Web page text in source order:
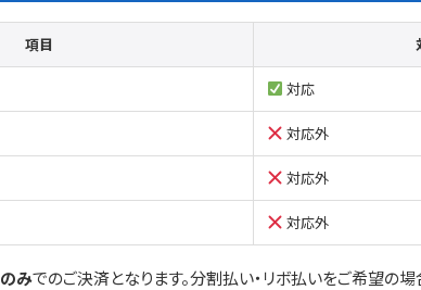
項目
対応
対応外
対応外
対応外
みでのご決済となります。分割払い・リボ払いをご希望の